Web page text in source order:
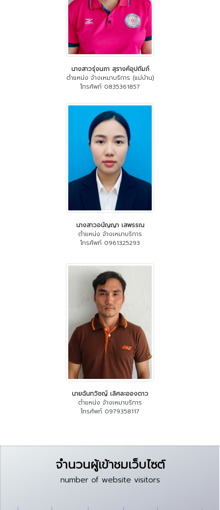
นางสาวรุ่งนภา สุรางค์อุปถัมภ์
ตำแหน่ง จ้างเหมาบริการ (แม่บ้าน)
โทรศัพท์ 0835361857
นางสาวอนัญญา เสพรรณ
ตำแหน่ง จ้างเหมาบริการ
โทรศัพท์ 0961325293
นายฉันทวิชญ์ เลิศละอองดาว
ตำแหน่ง จ้างเหมาบริการ
โทรศัพท์ 0979358117
จำนวนผู้เข้าชมเว็บไซต์
number of website visitors